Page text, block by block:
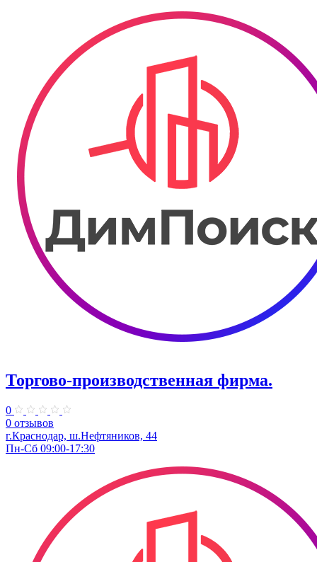
Торгово-производственная фирма.
0
0 отзывов
г.Краснодар, ш.Нефтяников, 44
Пн-Сб 09:00-17:30